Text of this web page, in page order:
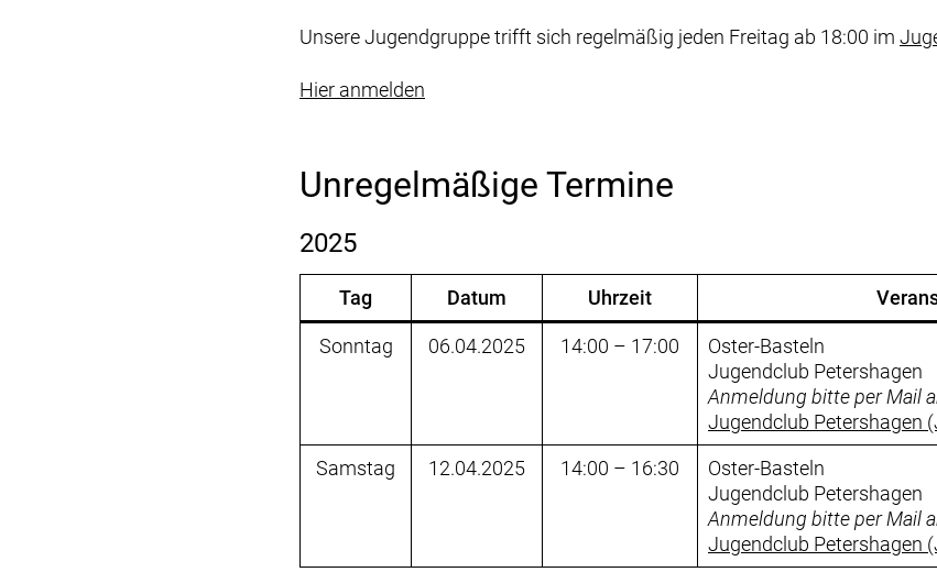
Unsere Jugendgruppe trifft sich regelmäßig jeden Freitag ab 18:00 im
Hier anmelden
Unregelmäßige Termine
2025
Tag Datum Uhrzeit
Sonntag 06.04.2025 14:00 – 17:00
Oster-Basteln
Jugendclub Petershagen
Anmeldung bitte per Mail
Jugendclub Petershagen
Samstag
12.04.2025 14:00 – 16:30
Oster-Basteln
Jugendclub Petershagen
Anmeldung bitte per Mail
Jugendclub Petershagen